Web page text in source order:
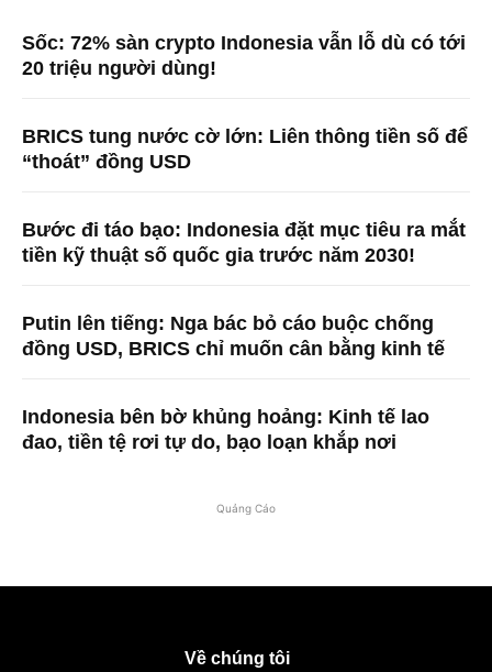
Sốc: 72% sàn crypto Indonesia vẫn lỗ dù có tới
20 triệu người dùng!
BRICS tung nước cờ lớn: Liên thông tiền số để
“thoát” đồng USD
Bước đi táo bạo: Indonesia đặt mục tiêu ra mắt
tiền kỹ thuật số quốc gia trước năm 2030!
Putin lên tiếng: Nga bác bỏ cáo buộc chống
đồng USD, BRICS chỉ muốn cân bằng kinh tế
Indonesia bên bờ khủng hoảng: Kinh tế lao
đao, tiền tệ rơi tự do, bạo loạn khắp nơi
Quảng Cáo
Về chúng tôi